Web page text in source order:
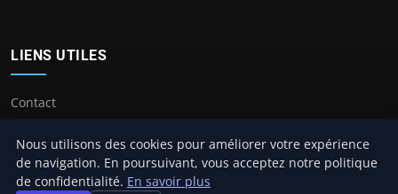
LIENS UTILES
Contact
© 2026 Avocat Propriete Intellectuelle. Tous droits réservés.
Nous utilisons des cookies pour améliorer votre expérience
de navigation. En poursuivant, vous acceptez notre politique
de confidentialité. En savoir plus